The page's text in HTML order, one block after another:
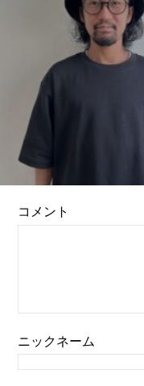
コメント
ニックネーム